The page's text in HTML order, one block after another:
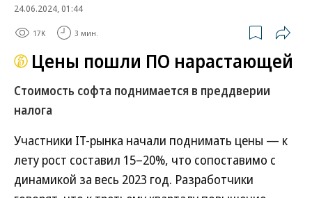
24.06.2024, 01:44
17K 3 мин.
Цены пошли ПО нарастающей
Стоимость софта поднимается в преддверии
налога
Участники IT-рынка начали поднимать цены — к
лету рост составил 15–20%, что сопоставимо с
динамикой за весь 2023 год. Разработчики